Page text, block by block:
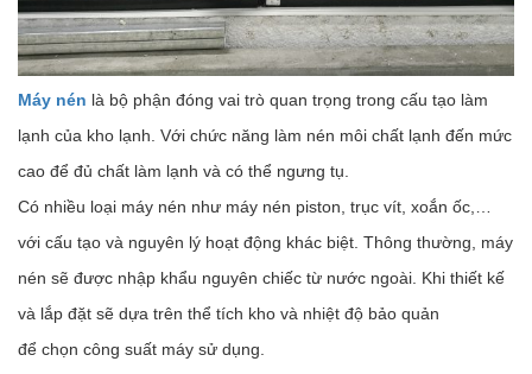
Máy nén là bộ phận đóng vai trò quan trọng trong cấu tạo làm
lạnh của kho lạnh. Với chức năng làm nén môi chất lạnh đến mức
cao để đủ chất làm lạnh và có thể ngưng tụ.
Có nhiều loại máy nén như máy nén piston, trục vít, xoắn ốc,…
với cấu tạo và nguyên lý hoạt động khác biệt. Thông thường, máy
nén sẽ được nhập khẩu nguyên chiếc từ nước ngoài. Khi thiết kế
và lắp đặt sẽ dựa trên thể tích kho và nhiệt độ bảo quản
để chọn công suất máy sử dụng.